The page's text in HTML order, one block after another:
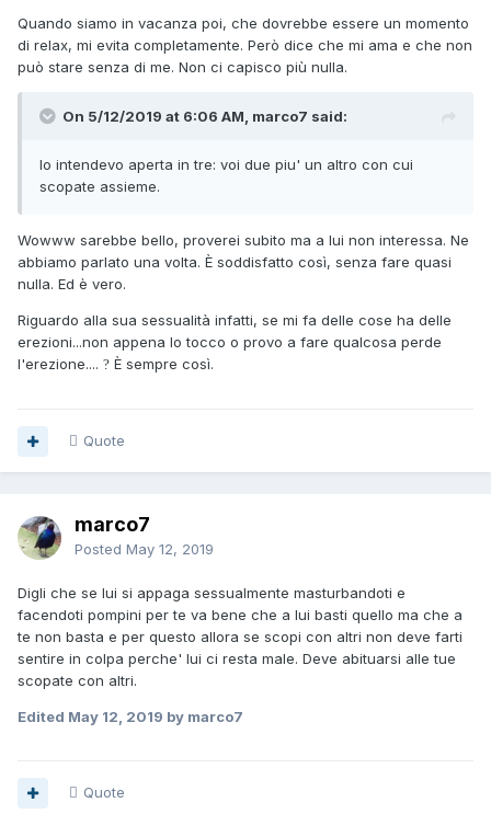
Quando siamo in vacanza poi, che dovrebbe essere un momento
di relax, mi evita completamente. Però dice che mi ama e che non
può stare senza di me. Non ci capisco più nulla.
On 5/12/2019 at 6:06 AM, marco7 said:
Io intendevo aperta in tre: voi due piu' un altro con cui
scopate assieme.
Wowww sarebbe bello, proverei subito ma a lui non interessa. Ne
abbiamo parlato una volta. È soddisfatto così, senza fare quasi
nulla. Ed è vero.
Riguardo alla sua sessualità infatti, se mi fa delle cose ha delle
erezioni...non appena lo tocco o provo a fare qualcosa perde
l'erezione.... ? È sempre così.
Quote
marco7
Posted May 12, 2019
Digli che se lui si appaga sessualmente masturbandoti e
facendoti pompini per te va bene che a lui basti quello ma che a
te non basta e per questo allora se scopi con altri non deve farti
sentire in colpa perche' lui ci resta male. Deve abituarsi alle tue
scopate con altri.
Edited May 12, 2019 by marco7
Quote